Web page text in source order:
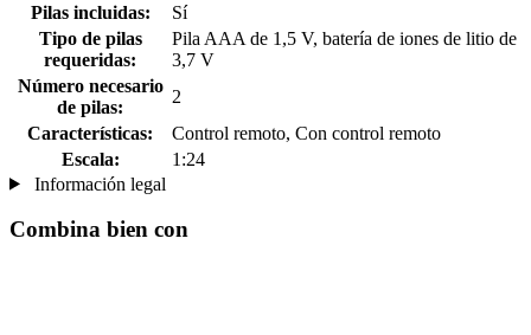
Pilas incluidas:
Sí
Tipo de pilas
requeridas:
Pila AAA de 1,5 V, batería de iones de litio de
3,7 V
Número necesario
de pilas:
2
Características:
Control remoto, Con control remoto
Escala:
1:24
Información legal
Combina bien con